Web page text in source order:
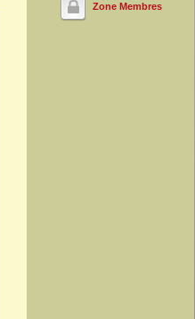
Zone Membres